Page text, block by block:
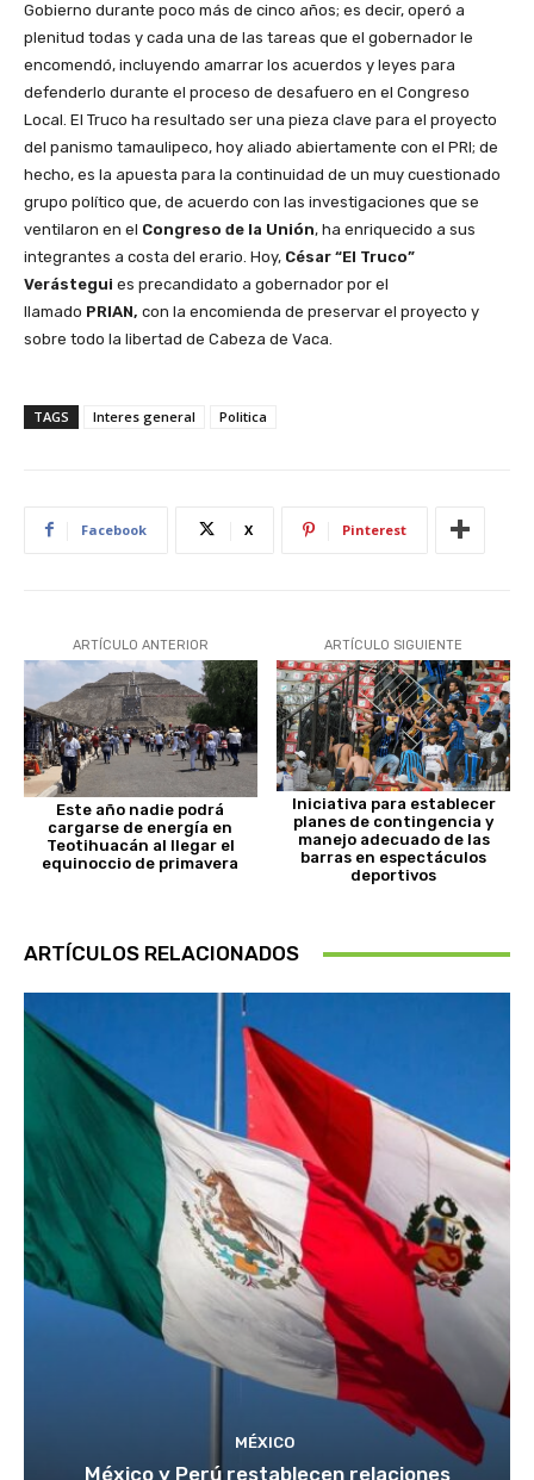
Gobierno durante poco más de cinco años; es decir, operó a
plenitud todas y cada una de las tareas que el gobernador le
encomendó, incluyendo amarrar los acuerdos y leyes para
defenderlo durante el proceso de desafuero en el Congreso
Local. El Truco ha resultado ser una pieza clave para el proyecto
del panismo tamaulipeco, hoy aliado abiertamente con el PRI; de
hecho, es la apuesta para la continuidad de un muy cuestionado
grupo político que, de acuerdo con las investigaciones que se
ventilaron en el Congreso de la Unión, ha enriquecido a sus
integrantes a costa del erario. Hoy, César “El Truco”
Verástegui es precandidato a gobernador por el
llamado PRIAN, con la encomienda de preservar el proyecto y
sobre todo la libertad de Cabeza de Vaca.
TAGS Interes general Politica
Facebook X Pinterest
ARTÍCULO ANTERIOR
Este año nadie podrá
cargarse de energía en
Teotihuacán al llegar el
equinoccio de primavera
ARTÍCULO SIGUIENTE
Iniciativa para establecer
planes de contingencia y
manejo adecuado de las
barras en espectáculos
deportivos
ARTÍCULOS RELACIONADOS
MÉXICO
México y Perú restablecen relaciones